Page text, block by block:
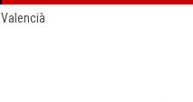
Valencià